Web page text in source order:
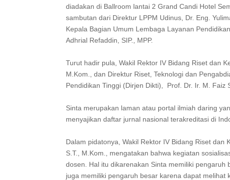
diadakan di Ballroom lantai 2 Grand Candi Hotel
sambutan dari Direktur LPPM Udinus, Dr. Eng.
Kepala Bagian Umum Lembaga Layanan
Adhrial Refaddin, SIP., MPP.
Turut hadir pula, Wakil Rektor IV Bidang Riset dan
M.Kom., dan Direktur Riset, Teknologi dan
Pendidikan Tinggi (Dirjen Dikti), Prof. Dr. Ir. M. Faiz
Sinta merupakan laman atau portal ilmiah daring
menyajikan daftar jurnal nasional terakreditasi di
Dalam pidatonya, Wakil Rektor IV Bidang Riset dan
S.T., M.Kom., mengatakan bahwa kegiatan
dosen. Hal itu dikarenakan Sinta memiliki pengaruh
juga memiliki pengaruh besar karena dapat melihat